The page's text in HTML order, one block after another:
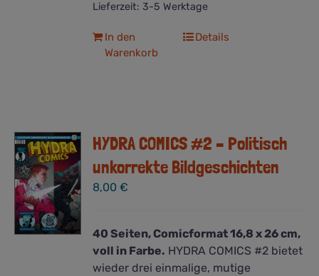
Lieferzeit: 3-5 Werktage
In den
Warenkorb
Details
HYDRA COMICS #2 – Politisch
unkorrekte Bildgeschichten
8,00€
40 Seiten, Comicformat 16,8 x 26 cm,
voll in Farbe. HYDRA COMICS #2 bietet
wieder drei einmalige, mutige